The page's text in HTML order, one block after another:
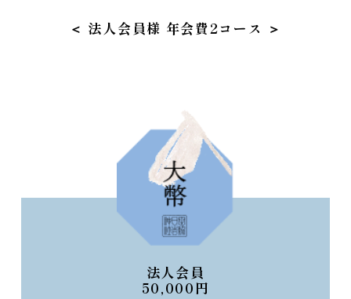
＜ 法人会員様 年会費2コース ＞
法人会員
50,000円